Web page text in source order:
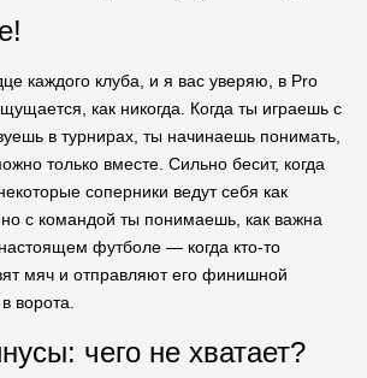
каждого клуба, и я вас уверяю, в Pro
как никогда. Когда ты играешь с
в турнирах, ты начинаешь понимать,
только вместе. Сильно бесит, когда
соперники ведут себя как
с командой ты понимаешь, как важна
футболе — когда кто-то
мяч и отправляют его финишной
ворота.
чего не хватает?